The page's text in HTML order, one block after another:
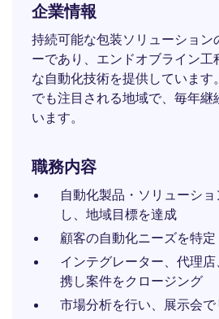
企業情報
持続可能な包装ソリューション
ーであり、エンドオブライン工
な自動化技術を提供しています
でも注目される地域で、毎年継
います。
職務内容
自動化製品・ソリューシ
し、地域目標を達成
顧客の自動化ニーズを特定
インテグレーター、代理
携し案件をクロージング
市場分析を行い、展示会